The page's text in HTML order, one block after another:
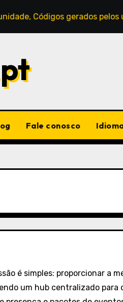
Códigos gerados pelos
Fale conosco
é simples: proporcionar a
um hub centralizado para